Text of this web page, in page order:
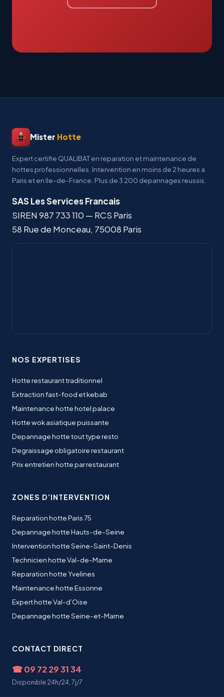
Mister Hotte
Expert certifie QUALIBAT en reparation et maintenance de
hottes professionnelles. Intervention en moins de 2 heures a
Paris et en Ile-de-France. Plus de 3 200 depannages reussis.
SAS Les Services Francais
SIREN 987 733 110 — RCS Paris
58 Rue de Monceau, 75008 Paris
NOS EXPERTISES
Hotte restaurant traditionnel
Extraction fast-food et kebab
Maintenance hotte hotel palace
Hotte wok asiatique puissante
Depannage hotte tout type resto
Degraissage obligatoire restaurant
Prix entretien hotte par restaurant
ZONES D’INTERVENTION
Reparation hotte Paris 75
Depannage hotte Hauts-de-Seine
Intervention hotte Seine-Saint-Denis
Technicien hotte Val-de-Marne
Reparation hotte Yvelines
Maintenance hotte Essonne
Expert hotte Val-d’Oise
Depannage hotte Seine-et-Marne
CONTACT DIRECT
☎09 72 29 31 34
Disponible 24h/24, 7j/7